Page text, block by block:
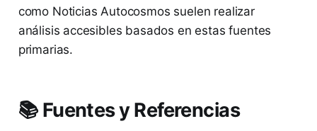
como Noticias Autocosmos suelen realizar
análisis accesibles basados en estas fuentes
primarias.
📚 Fuentes y Referencias